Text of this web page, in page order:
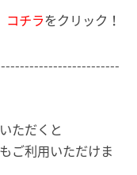
コチラをクリック！
ただくと
もご利用いただけま